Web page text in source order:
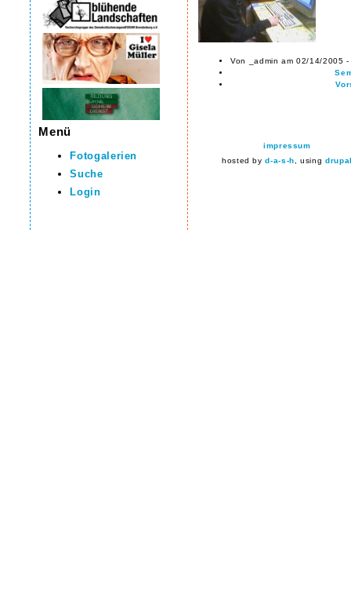
Menü
Fotogalerien
Suche
Login
Von _admin am 02/14/2005
impressum
hosted byd-a-s-h , using